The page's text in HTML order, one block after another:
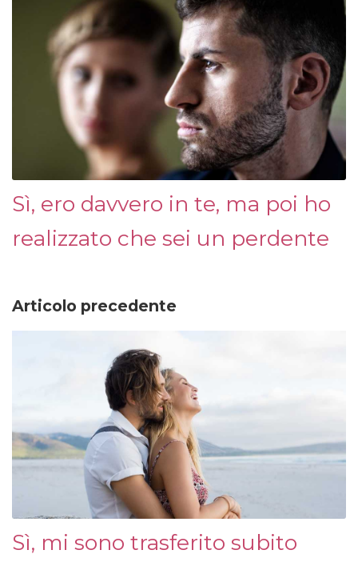
Sì, ero davvero in te, ma poi ho
realizzato che sei un perdente
Articolo precedente
Sì, mi sono trasferito subito